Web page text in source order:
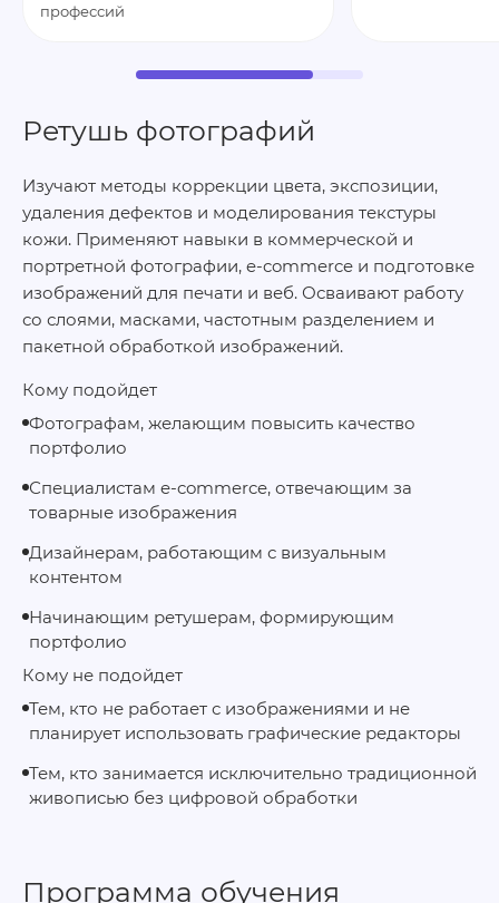
профессий
Ретушь фотографий
Изучают методы коррекции цвета, экспозиции,
удаления дефектов и моделирования текстуры
кожи. Применяют навыки в коммерческой и
портретной фотографии, e‑commerce и подготовке
изображений для печати и веб. Осваивают работу
со слоями, масками, частотным разделением и
пакетной обработкой изображений.
Кому подойдет
Фотографам, желающим повысить качество
портфолио
Специалистам e‑commerce, отвечающим за
товарные изображения
Дизайнерам, работающим с визуальным
контентом
Начинающим ретушерам, формирующим
портфолио
Кому не подойдет
Тем, кто не работает с изображениями и не
планирует использовать графические редакторы
Тем, кто занимается исключительно традиционной
живописью без цифровой обработки
Программа обучения